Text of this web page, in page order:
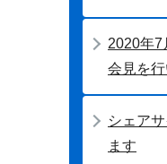
2020年7
会見を
シェア
ます